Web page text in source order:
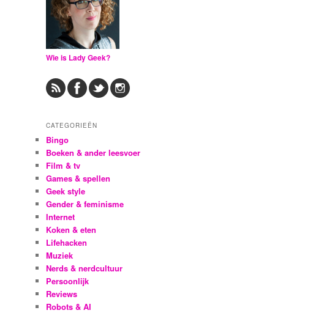
Wie is Lady Geek?
CATEGORIEËN
Bingo
Boeken & ander leesvoer
Film & tv
Games & spellen
Geek style
Gender & feminisme
Internet
Koken & eten
Lifehacken
Muziek
Nerds & nerdcultuur
Persoonlijk
Reviews
Robots & AI